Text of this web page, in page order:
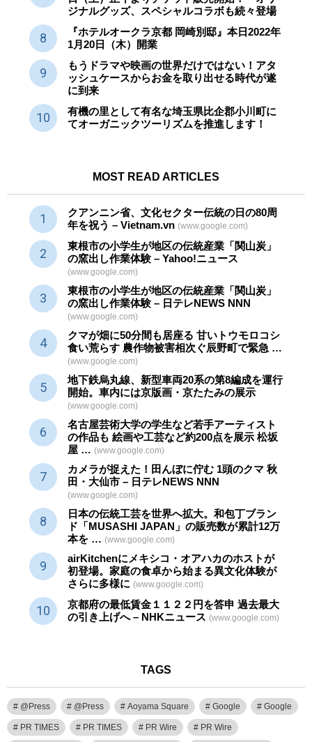
ジナルグッズ、スペシャルコラボも続々登場
『ホテルオークラ京都 岡崎別邸』本日2022年
1月20日（木）開業
もうドラマや映画の世界だけではない！アタ
ッシュケースからお金を取り出せる時代が遂
に到来
有機の里として有名な埼玉県比企郡小川町に
てオーガニックツーリズムを推進します！
MOST READ ARTICLES
クアンニン省、文化セクター伝統の日の80周
年を祝う – Vietnam.vn (www.google.com)
東根市の小学生が地区の伝統産業 「関山炭」
の窯出し作業体験 – Yahoo!ニュース
(www.google.com)
東根市の小学生が地区の伝統産業 「関山炭」
の窯出し作業体験 – 日テレNEWS NNN
(www.google.com)
クマが畑に50分間も居座る 甘いトウモロコシ
食い荒らす 農作物被害相次ぐ辰野町で緊急 …
(www.google.com)
地下鉄烏丸線、新型車両20系の第8編成を運行
開始。車内には京版画・京たたみの展示
(www.google.com)
名古屋芸術大学の学生など若手アーティスト
の作品も 絵画や工芸など約200点を展示 松坂
屋 … (www.google.com)
カメラが捉えた！田んぼに佇む 1頭のクマ 秋
田・大仙市 – 日テレNEWS NNN
(www.google.com)
日本の伝統工芸を世界へ拡大。和包丁ブラン
ド「MUSASHI JAPAN」の販売数が累計12万
本を … (www.google.com)
airKitchenにメキシコ・オアハカのホストが
初登場。家庭の食卓から始まる異文化体験が
さらに多様に (www.google.com)
京都府の最低賃金１１２２円を答申 過去最大
の引き上げへ – NHKニュース (www.google.com)
TAGS
@Press @Press Aoyama Square Google Google
PR TIMES PR TIMES PR Wire PR Wire